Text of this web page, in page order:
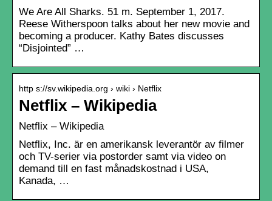
We Are All Sharks. 51 m. September 1, 2017.
Reese Witherspoon talks about her new movie and
becoming a producer. Kathy Bates discusses
“Disjointed” …
http s://sv.wikipedia.org › wiki › Netflix
Netflix – Wikipedia
Netflix – Wikipedia
Netflix, Inc. är en amerikansk leverantör av filmer
och TV-serier via postorder samt via video on
demand till en fast månadskostnad i USA,
Kanada, …